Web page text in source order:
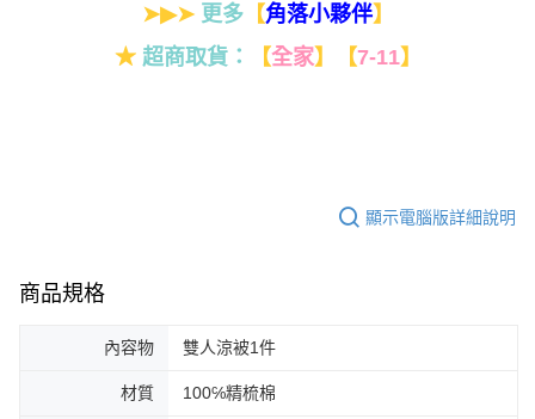
➤▶➤ 更多【角落小夥伴】
★ 超商取貨： 【全家】 【7-11】
顯示電腦版詳細說明
商品規格
內容物 雙人涼被1件
材質 100℅精梳棉